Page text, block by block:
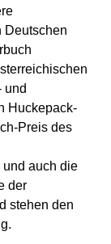
Deutschen
und
Huckepack-
Preis des
auch die
der
stehen den